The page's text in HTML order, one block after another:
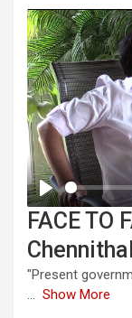
FACE TO
"Present
... Show More